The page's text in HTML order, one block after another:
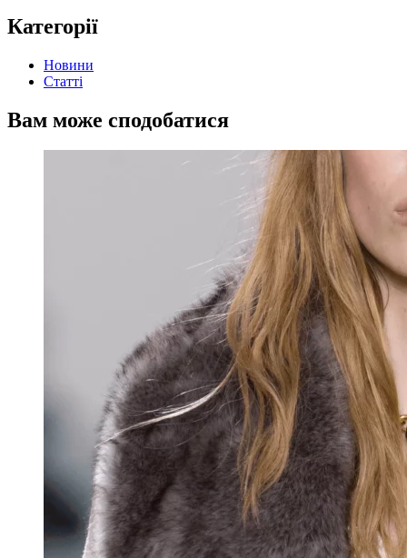
Категорії
Новини
Статті
Вам може сподобатися